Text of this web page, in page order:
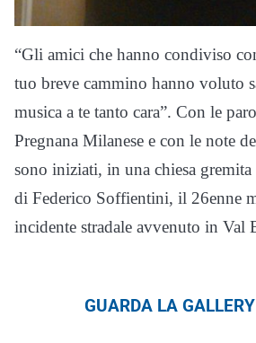
“Gli amici che hanno condiviso
tuo breve cammino hanno voluto
musica a te tanto cara”. Con le
Pregnana Milanese e con le note
sono iniziati, in una chiesa
di Federico Soffientini, il 26enne
incidente stradale avvenuto in Val
GUARDA LA